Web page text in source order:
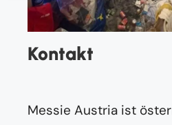
Kontakt
Messie Austria ist